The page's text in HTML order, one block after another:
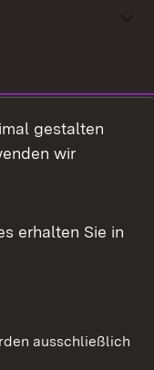
gestalten
wir
erhalten Sie in
ausschließlich